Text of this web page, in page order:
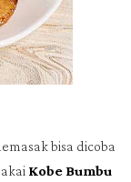
bisa dicoba
Kobe Bumbu